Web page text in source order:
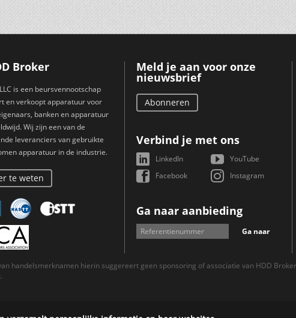
Broker
is een beursvennootschap
en verkoopt apparatuur voor
banken en apparatuur
Wij zijn een van de
leveranciers van gebruikte
apparatuur in de industrie.
te weten
Meld je aan voor onze
nieuwsbrief
Abonneren
Verbind je met ons
LinkedIn
YouTube
Facebook
Instagram
Ga naar aanbieding
Ga naar
handelsmerknamen hierin suggereert geen sponsoring of associatie van HDD